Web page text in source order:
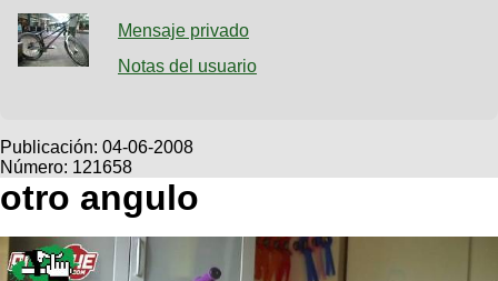
Galeria
Bicicletas
Viajes
Descenso
Dirt
SUBÃ
Buscar
Ultimos
Fotos
BicicleterÃ­
Bicicletas
Tandem
Videos
Cicloturismo
Mensaje privado
Notas del usuario
Publicación: 04-06-2008
Número: 121658
otro angulo